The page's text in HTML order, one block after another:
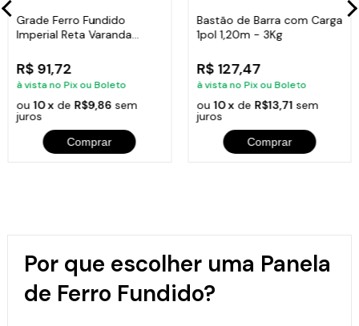
Grade Ferro Fundido
Imperial Reta Varanda
R$ 91,72
à vista no Pix ou Boleto
ou10 x de R$9,86 sem
juros
Comprar
Bastão de Barra com Carga
1pol 1,20m - 3Kg
R$ 127,47
à vista no Pix ou Boleto
ou 10 x de R$13,71 sem
juros
Comprar
Por que escolher uma Panela
de Ferro Fundido?